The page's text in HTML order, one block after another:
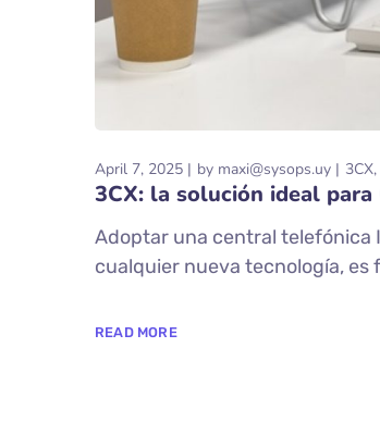
April 7, 2025 by maxi@sysops.uy 3CX
3CX: la solución ideal
Adoptar una central telefónica
cualquier nueva tecnología, es
READ MORE